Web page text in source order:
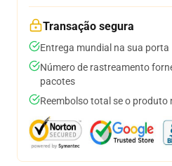
Transação segura
Entrega mundial na sua porta
Número de rastreamento
pacotes
Reembolso total se o produto